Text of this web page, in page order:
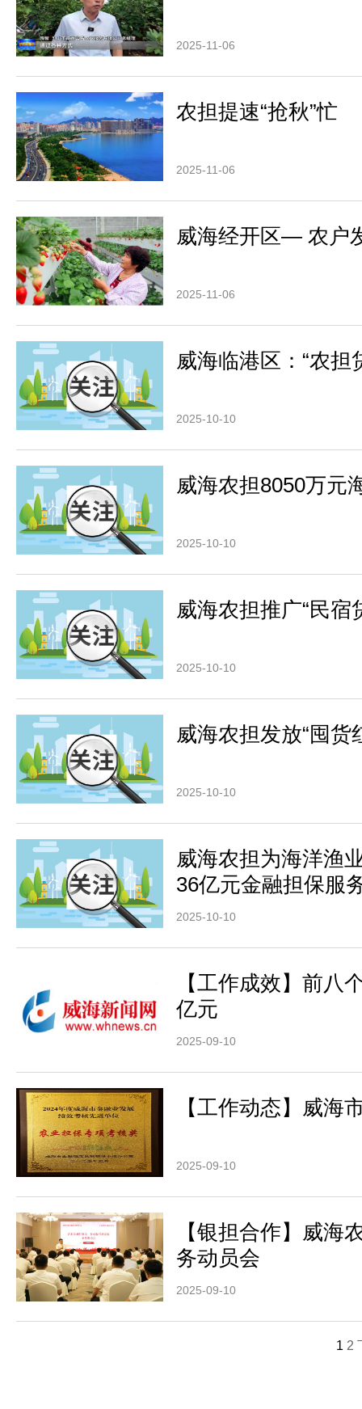
2025-11-06
农担提速“抢秋”忙
2025-11-06
威海经开区— 农户
2025-11-06
威海临港区：“农担
2025-10-10
威海农担8050万元
2025-10-10
威海农担推广“民宿
2025-10-10
威海农担发放“囤货
2025-10-10
威海农担为海洋渔
36亿元金融担保服
2025-10-10
【工作成效】前八
亿元
2025-09-10
【工作动态】威海
2025-09-10
【银担合作】威海
务动员会
2025-09-10
1 2